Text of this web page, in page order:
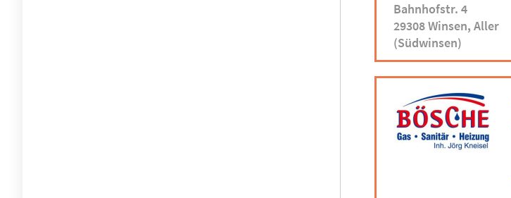
Bahnhofstr. 4
29308 Winsen, Aller
(Südwinsen)